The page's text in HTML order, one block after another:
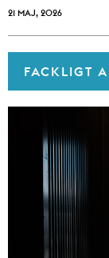
21 MAJ, 2026
FACKLIGT